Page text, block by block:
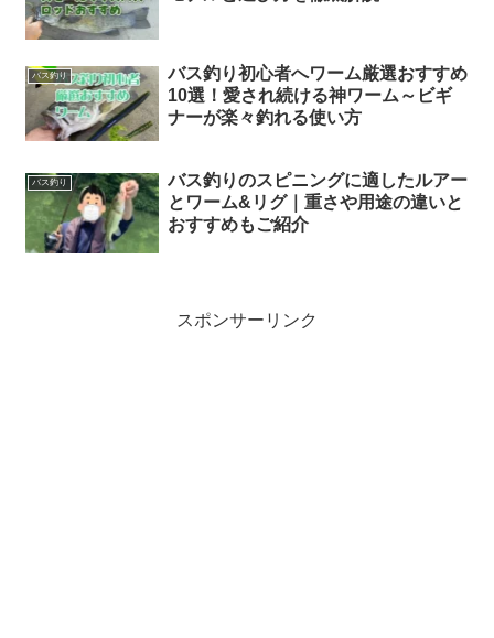
バス釣り
バス釣り初心者へワーム厳選おすすめ
10選！愛され続ける神ワーム～ビギ
ナーが楽々釣れる使い方
バス釣り
バス釣りのスピニングに適したルアー
とワーム&リグ｜重さや用途の違いと
おすすめもご紹介
スポンサーリンク